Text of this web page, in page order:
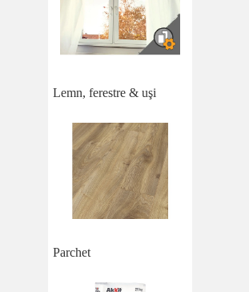
Lemn, ferestre & uşi
Parchet